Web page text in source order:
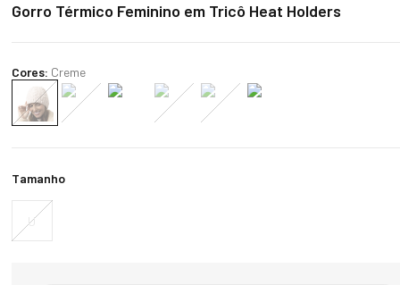
Gorro Térmico Feminino em Tricô Heat Holders
Cores: Creme
Tamanho
U